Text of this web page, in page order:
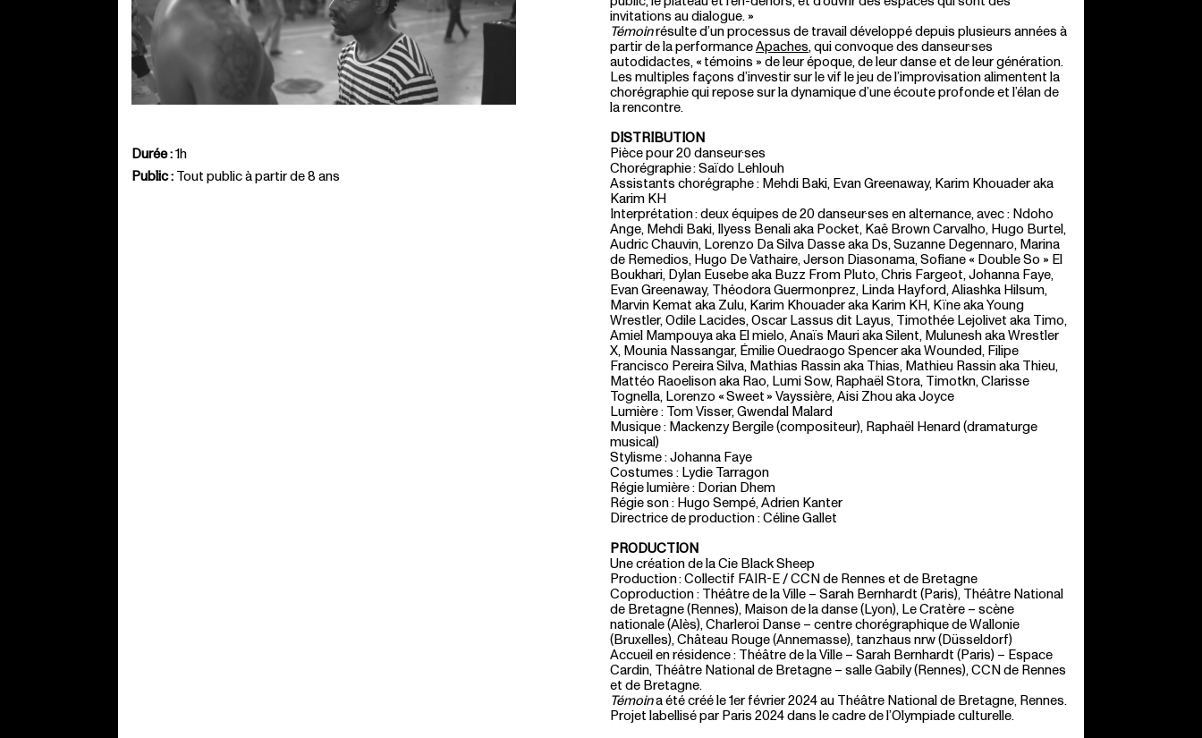
Durée :1h
Public :Tout public à partir de 8 ans
invitations au dialogue. »
Témoinrésulte d’un processus de travail développé depuis plusieurs années à
partir de la performanceApaches, qui convoque des danseur·ses
autodidactes, « témoins » de leur époque, de leur danse et de leur génération.
Les multiples façons d’investir sur le vif le jeu de l’improvisation alimentent la
chorégraphie qui repose sur la dynamique d’une écoute profonde et l’élan de
la rencontre.
DISTRIBUTION
Pièce pour 20 danseur·ses
Chorégraphie : Saïdo Lehlouh
Assistants chorégraphe : Mehdi Baki, Evan Greenaway, Karim Khouader aka
Karim KH
Interprétation : deux équipes de 20 danseur·ses en alternance, avec : Ndoho
Ange, Mehdi Baki, Ilyess Benali aka Pocket, Kaê Brown Carvalho, Hugo Burtel,
Audric Chauvin, Lorenzo Da Silva Dasse aka Ds, Suzanne Degennaro, Marina
de Remedios, Hugo De Vathaire, Jerson Diasonama, Sofiane « Double So » El
Boukhari, Dylan Eusebe aka Buzz From Pluto, Chris Fargeot, Johanna Faye,
Evan Greenaway, Théodora Guermonprez, Linda Hayford, Aliashka Hilsum,
Marvin Kemat aka Zulu, Karim Khouader aka Karim KH, Kïne aka Young
Wrestler, Odile Lacides, Oscar Lassus dit Layus, Timothée Lejolivet aka Timo,
Amiel Mampouya aka El mielo, Anaïs Mauri aka Silent, Mulunesh aka Wrestler
X, Mounia Nassangar, Émilie Ouedraogo Spencer aka Wounded, Filipe
Francisco Pereira Silva, Mathias Rassin aka Thias, Mathieu Rassin aka Thieu,
Mattéo Raoelison aka Rao, Lumi Sow, Raphaël Stora, Timotkn, Clarisse
Tognella, Lorenzo « Sweet » Vayssière, Aisi Zhou aka Joyce
Lumière : Tom Visser, Gwendal Malard
Musique : Mackenzy Bergile (compositeur), Raphaël Henard (dramaturge
musical)
Stylisme : Johanna Faye
Costumes : Lydie Tarragon
Régie lumière : Dorian Dhem
Régie son : Hugo Sempé, Adrien Kanter
Directrice de production : Céline Gallet
PRODUCTION
Une création de la Cie Black Sheep
Production : Collectif FAIR-E / CCN de Rennes et de Bretagne
Coproduction : Théâtre de la Ville – Sarah Bernhardt (Paris), Théâtre National
de Bretagne (Rennes), Maison de la danse (Lyon), Le Cratère – scène
nationale (Alès), Charleroi Danse – centre chorégraphique de Wallonie
(Bruxelles), Château Rouge (Annemasse), tanzhaus nrw (Düsseldorf)
Accueil en résidence : Théâtre de la Ville – Sarah Bernhardt (Paris) – Espace
Cardin, Théâtre National de Bretagne – salle Gabily (Rennes), CCN de Rennes
et de Bretagne.
Témoina été créé le 1er février 2024 au Théâtre National de Bretagne, Rennes.
Projet labellisé par Paris 2024 dans le cadre de l’Olympiade culturelle.